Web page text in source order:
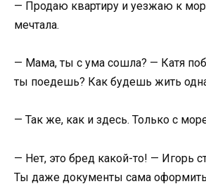
— Продаю квартиру и уезжаю к
мечтала.
— Мама, ты с ума сошла? — Катя
ты поедешь? Как будешь жить
— Так же, как и здесь. Только с
— Нет, это бред какой-то! — Игорь
Ты даже документы сама